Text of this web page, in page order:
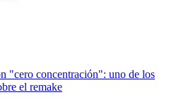
"cero concentración": uno de los
el remake